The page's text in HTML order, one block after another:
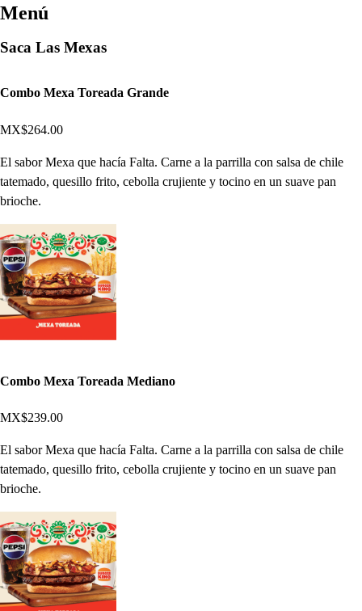
Menú
Saca Las Mexas
Combo Mexa Toreada Grande
MX$264.00
El sabor Mexa que hacía Falta. Carne a la parrilla con salsa de chile
tatemado, quesillo frito, cebolla crujiente y tocino en un suave pan
brioche.
Combo Mexa Toreada Mediano
MX$239.00
El sabor Mexa que hacía Falta. Carne a la parrilla con salsa de chile
tatemado, quesillo frito, cebolla crujiente y tocino en un suave pan
brioche.